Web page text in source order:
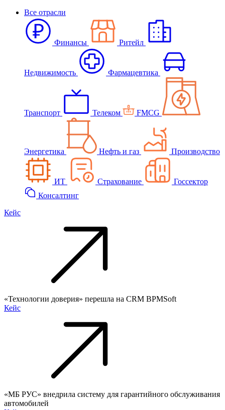
Все отрасли
Финансы Ритейл
Недвижимость Фармацевтика
Транспорт Телеком FMCG
Энергетика Нефть и газ Производство
ИТ Страхование
Госсектор
Консалтинг
Кейс
«Технологии доверия» перешла на CRM BPMSoft
Кейс
«МБ РУС» внедрила систему для гарантийного обслуживания
автомобилей